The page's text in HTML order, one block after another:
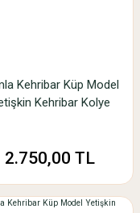
Kehribar Küp Model
Kehribar Kolye
2.750,00 TL